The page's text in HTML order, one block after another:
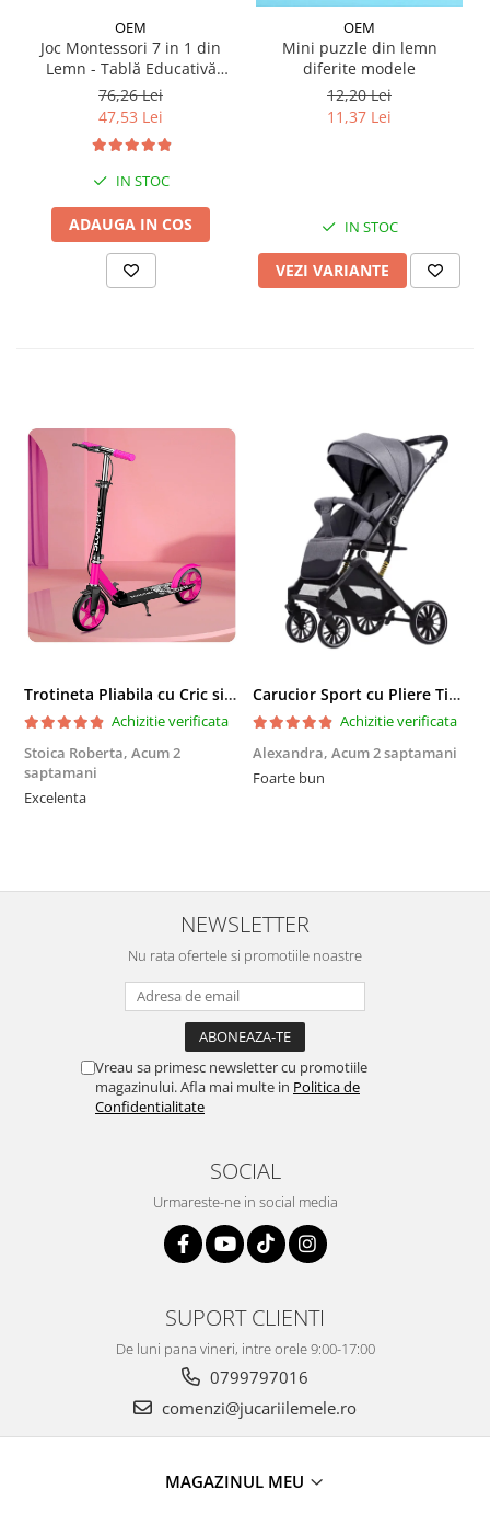
OEM
Joc Montessori 7 in 1 din
Lemn - Tablă Educativă
Logaritmică
76,26 Lei
47,53 Lei
IN STOC
ADAUGA IN COS
OEM
Mini puzzle din lemn
diferite modele
12,20 Lei
11,37 Lei
IN STOC
VEZI VARIANTE
Trotineta Pliabila cu Cric si Maner Reglabil
Achizitie verificata
Stoica Roberta, Acum 2
saptamani
Excelenta
Carucior Sport cu Pliere Tip Troller si Maner Reversibil - Gri
Achizitie verificata
Alexandra, Acum 2 saptamani
Foarte bun
NEWSLETTER
Nu rata ofertele si promotiile noastre
Vreau sa primesc newsletter cu promotiile
magazinului. Afla mai multe in Politica de
Confidentialitate
SOCIAL
Urmareste-ne in social media
SUPORT CLIENTI
De luni pana vineri, intre orele 9:00-17:00
0799797016
comenzi@jucariilemele.ro
MAGAZINUL MEU